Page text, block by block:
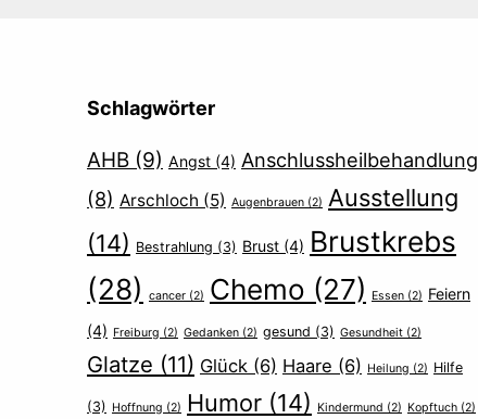
Schlagwörter
AHB (9) Angst (4) Anschlussheilbehandlung
(8) Arschloch (5) Augenbrauen (2) Ausstellung
(14) Bestrahlung (3) Brust (4) Brustkrebs
(28)
cancer (2) Chemo (27) Essen (2) Feiern
(4) Freiburg (2) Gedanken (2) gesund (3) Gesundheit (2)
Glatze (11) Glück (6) Haare (6) Heilung (2) Hilfe
(3) Hoffnung (2) Humor (14) Kindermund (2) Kopftuch (2)